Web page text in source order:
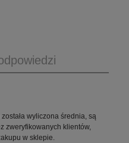
wyliczona średnia, są
zweryfikowanych klientów,
w sklepie.